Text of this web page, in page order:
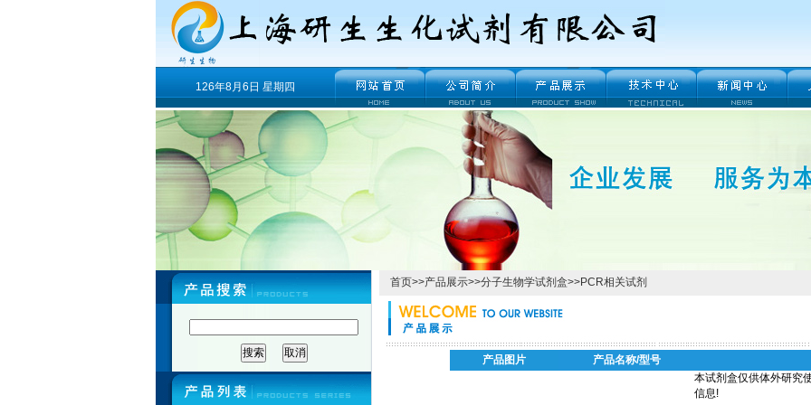
126年8月6日 星期四
首页>>产品展示>>分子生物学试剂盒>>PCR相关试剂
产品图片 产品名称/型号